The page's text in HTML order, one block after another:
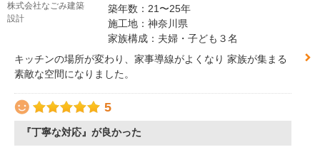
株式会社なごみ建築
設計
築年数：21〜25年
施工地：神奈川県
家族構成：夫婦・子ども３名
キッチンの場所が変わり、家事導線がよくなり 家族が集まる
素敵な空間になりました。
5
『丁寧な対応』が良かった